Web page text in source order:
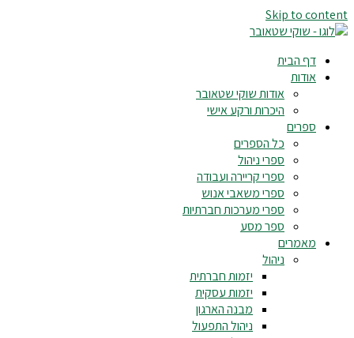
Skip to content
דף הבית
אודות
אודות שוקי שטאובר
היכרות ורקע אישי
ספרים
כל הספרים
ספרי ניהול
ספרי קריירה ועבודה
ספרי משאבי אנוש
ספרי מערכות חברתיות
ספר מסע
מאמרים
ניהול
יזמות חברתית
יזמות עסקית
מבנה הארגון
ניהול התפעול